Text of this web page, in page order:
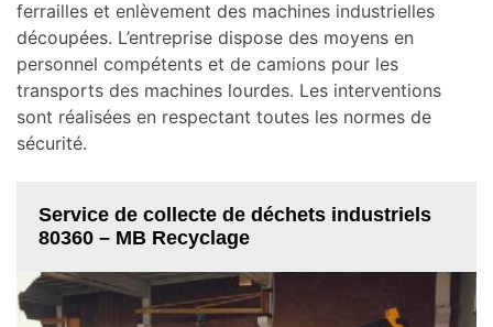
ferrailles et enlèvement des machines industrielles
découpées. L’entreprise dispose des moyens en
personnel compétents et de camions pour les
transports des machines lourdes. Les interventions
sont réalisées en respectant toutes les normes de
sécurité.
Service de collecte de déchets industriels
80360 – MB Recyclage